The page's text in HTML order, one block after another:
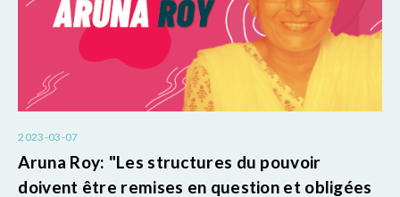
2023-03-07
Aruna Roy: "Les structures du pouvoir
doivent être remises en question et obligées